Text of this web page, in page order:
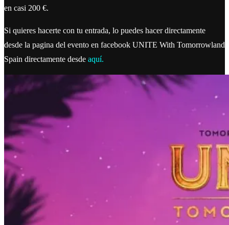
en casi 200 €.
Si quieres hacerte con tu entrada, lo puedes hacer directamente
desde la pagina del evento en facebook UNITE With Tomorrowland
Spain directamente desde aquí.